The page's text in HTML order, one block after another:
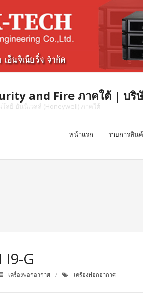
and Fire ภาคใต้ | บริษั
ยี ฮันนี่เวลล์ (Honeywell) ภาคใต้
หน้าแรก รายการสิน
I9-G
เครื่องฟอกอากาศ เครื่องฟอกอากาศ